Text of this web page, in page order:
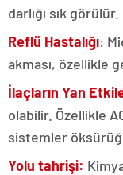
darlığı sık görülür.
Reflü Hastalığı:
akması, özellikle
İlaçların Yan
olabilir. Özellikle
sistemler
Yolu tahrişi: